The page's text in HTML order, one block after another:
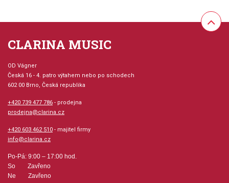
CLARINA MUSIC
OD Vágner
Česká 16 - 4. patro výtahem nebo po schodech
602 00 Brno, Česká republika
+420 739 477 786 - prodejna
prodejna@clarina.cz
+420 603 462 510 - majitel firmy
info@clarina.cz
Po-Pá: 9:00 – 17:00 hod.
So Zavřeno
Ne Zavřeno